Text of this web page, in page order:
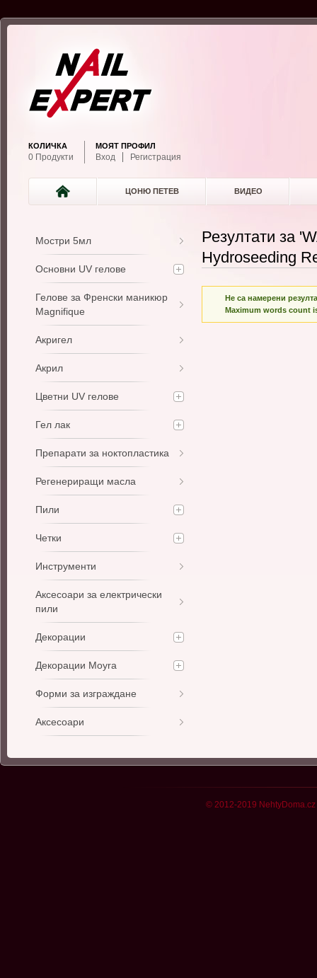
КОЛИЧКА
0 Продукти
МОЯТ ПРОФИЛ
Вход Регистрация
ЦОНЮ ПЕТЕВ ВИДЕО
Резултати за
Hydroseeding
Не са намерени
Maximum words count
Мостри 5мл
Основни UV гелове
Гелове за Френски маникюр
Magnifique
Акригел
Акрил
Цветни UV гелове
Гел лак
Препарати за ноктопластика
Регенериращи масла
Пили
Четки
Инструменти
Аксесоари за електрически
пили
Декорации
Декорации Moyra
Форми за изграждане
Аксесоари
© 2012-2019